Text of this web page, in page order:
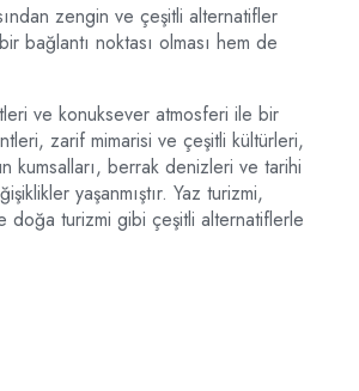
zengin ve çeşitli alternatifler
bağlantı noktası olması hem de
ve konuksever atmosferi ile bir
zarif mimarisi ve çeşitli kültürleri,
kumsalları, berrak denizleri ve tarihi
yaşanmıştır. Yaz turizmi,
doğa turizmi gibi çeşitli alternatiflerle